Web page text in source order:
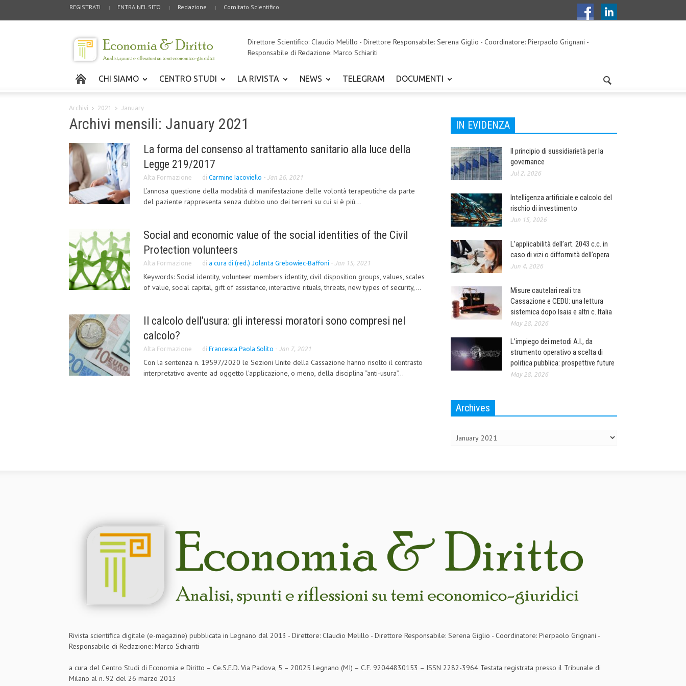
REGISTRATI ENTRA NEL SITO Redazione Comitato Scientifico
Direttore Scientifico: Claudio Melillo - Direttore Responsabile: Serena Giglio - Coordinatore: Pierpaolo Grignani -
Responsabile di Redazione: Marco Schiariti
CHI SIAMO CENTRO STUDI LA RIVISTA NEWS TELEGRAM DOCUMENTI
Archivi 2021 January
Archivi mensili: January 2021
La forma del consenso al trattamento sanitario alla luce della
Legge 219/2017
Alta Formazione di Carmine Iacoviello - Jan 26, 2021
L’annosa questione della modalità di manifestazione delle volontà terapeutiche da parte
del paziente rappresenta senza dubbio uno dei terreni su cui si è più...
Social and economic value of the social identities of the Civil
Protection volunteers
Alta Formazione di a cura di (red.) Jolanta Grebowiec-Baffoni - Jan 15, 2021
Keywords: Social identity, volunteer members identity, civil disposition groups, values, scales
of value, social capital, gift of assistance, interactive rituals, threats, new types of security,...
Il calcolo dell’usura: gli interessi moratori sono compresi nel
calcolo?
Alta Formazione di Francesca Paola Solito - Jan 7, 2021
Con la sentenza n. 19597/2020 le Sezioni Unite della Cassazione hanno risolto il contrasto
interpretativo avente ad oggetto l'applicazione, o meno, della disciplina “anti-usura”...
IN EVIDENZA
Il principio di sussidiarietà per la
governance
Jul 2, 2026
Intelligenza artificiale e calcolo del
rischio di investimento
Jun 15, 2026
L’applicabilità dell’art. 2043 c.c. in
caso di vizi o difformità dell’opera
Jun 4, 2026
Misure cautelari reali tra
Cassazione e CEDU: una lettura
sistemica dopo Isaia e altri c. Italia
May 28, 2026
L’impiego dei metodi A.I., da
strumento operativo a scelta di
politica pubblica: prospettive future
May 28, 2026
Archives
Rivista scientifica digitale (e-magazine) pubblicata in Legnano dal 2013 - Direttore: Claudio Melillo - Direttore Responsabile: Serena Giglio - Coordinatore: Pierpaolo Grignani -
Responsabile di Redazione: Marco Schiariti
a cura del Centro Studi di Economia e Diritto – Ce.S.E.D. Via Padova, 5 – 20025 Legnano (MI) – C.F. 92044830153 – ISSN 2282-3964 Testata registrata presso il Tribunale di
Milano al n. 92 del 26 marzo 2013